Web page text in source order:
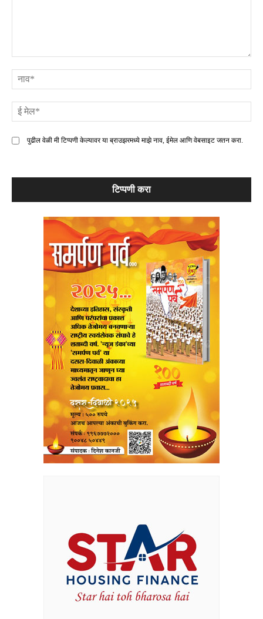
पुढील वेळी मी टिप्पणी केल्यावर या ब्राउझरमध्ये माझे नाव, ईमेल आणि वेबसाइट जतन करा.